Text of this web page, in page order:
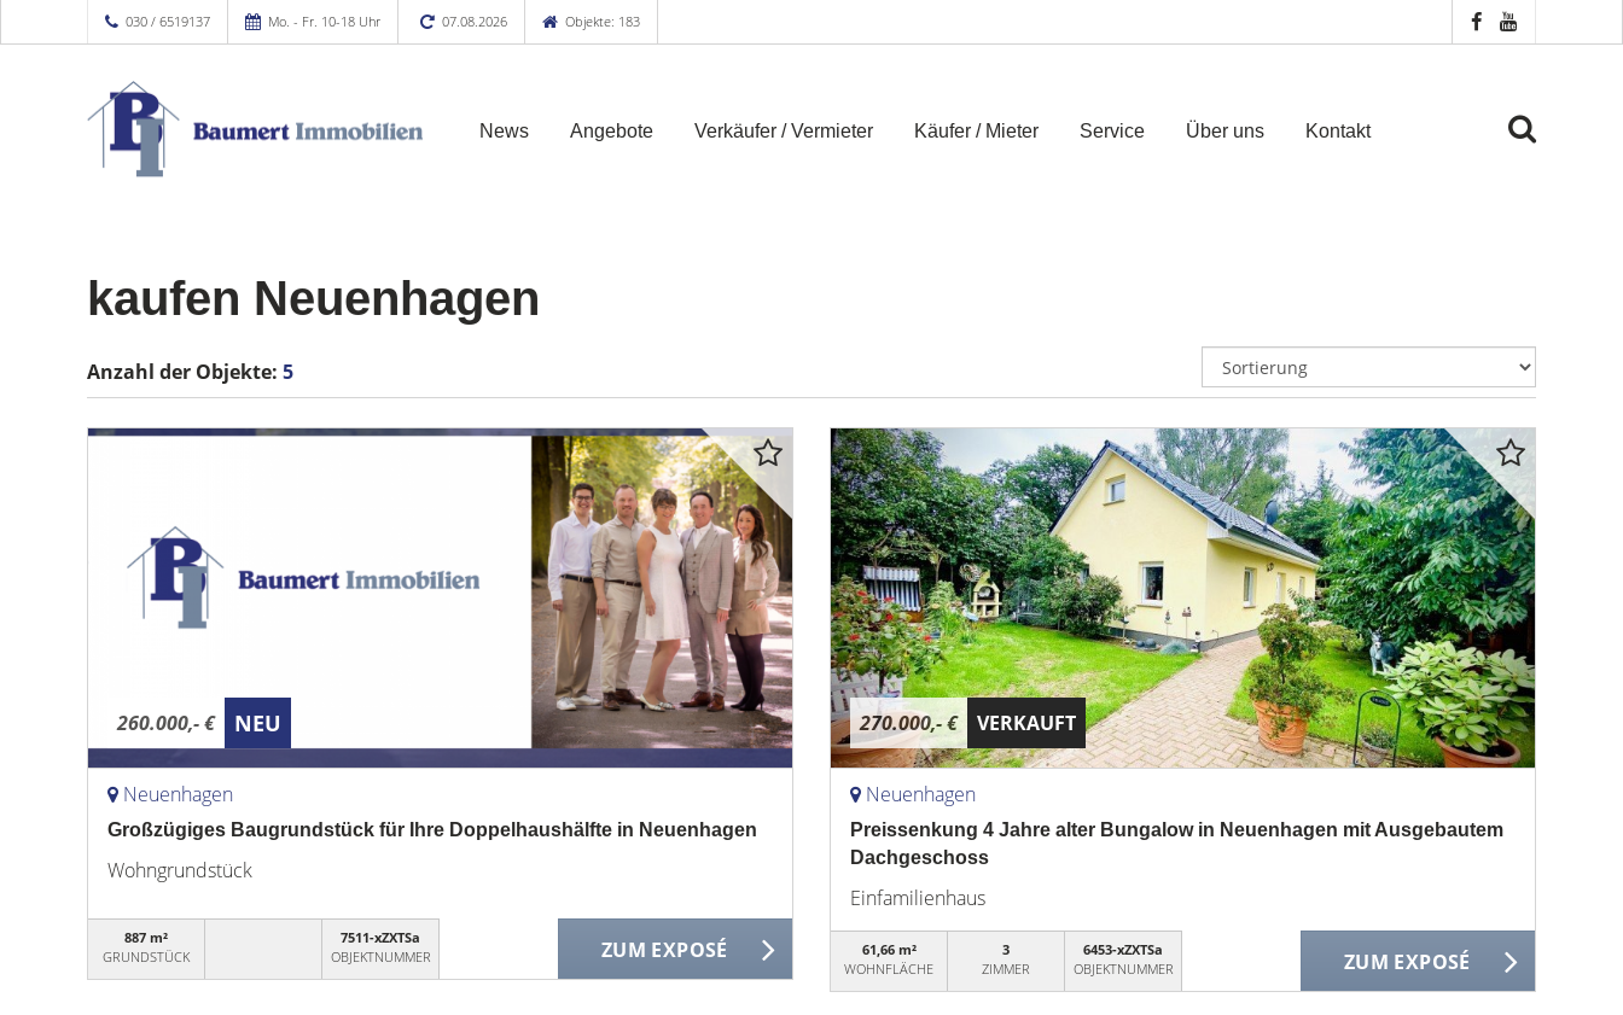
030 / 6519137 Mo. - Fr. 10-18 Uhr 07.08.2026 Objekte: 183
News Angebote Verkäufer / Vermieter Käufer / Mieter Service Über uns Kontakt
kaufen Neuenhagen
Anzahl der Objekte: 5
260.000,- € NEU
Neuenhagen
Großzügiges Baugrundstück für Ihre Doppelhaushälfte in Neuenhagen
Wohngrundstück
887 m²
GRUNDSTÜCK
7511-xZXTSa
OBJEKTNUMMER
ZUM EXPOSÉ
270.000,- € VERKAUFT
Neuenhagen
Preissenkung 4 Jahre alter Bungalow in Neuenhagen mit Ausgebautem
Dachgeschoss
Einfamilienhaus
61,66 m²
WOHNFLÄCHE
3
ZIMMER
6453-xZXTSa
OBJEKTNUMMER
ZUM EXPOSÉ